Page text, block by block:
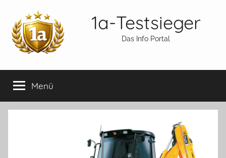
Inhalt
springen
1a-Testsieger
Das Info Portal
Menü